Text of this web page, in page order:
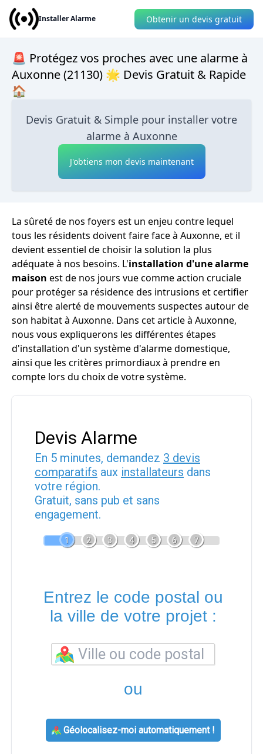
Installer Alarme Obtenir un devis gratuit
🚨 Protégez vos proches avec une alarme à
Auxonne (21130) 🌟 Devis Gratuit & Rapide
🏠
Devis Gratuit & Simple pour installer votre
alarme à Auxonne
J'obtiens mon devis maintenant
La sûreté de nos foyers est un enjeu contre lequel
tous les résidents doivent faire face à Auxonne, et il
devient essentiel de choisir la solution la plus
adéquate à nos besoins. L'installation d'une alarme
maison est de nos jours vue comme action cruciale
pour protéger sa résidence des intrusions et certifier
ainsi être alerté de mouvements suspectes autour de
son habitat à Auxonne. Dans cet article à Auxonne,
nous vous expliquerons les différentes étapes
d'installation d'un système d'alarme domestique,
ainsi que les critères primordiaux à prendre en
compte lors du choix de votre système.
Devis Alarme
En 5 minutes, demandez 3 devis
comparatifs aux installateurs dans
votre région.
Gratuit, sans pub et sans
engagement.
1 2 3 4 5 6 7
Entrez le code postal ou
la ville de votre projet :
ou
Géolocalisez-moi automatiquement !